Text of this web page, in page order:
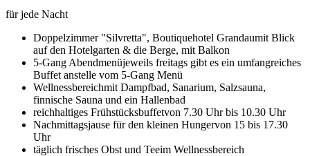
für jede Nacht
Doppelzimmer "Silvretta", Boutiquehotel Grandaumit Blick
auf den Hotelgarten & die Berge, mit Balkon
5-Gang Abendmenüjeweils freitags gibt es ein umfangreiches
Buffet anstelle vom 5-Gang Menü
Wellnessbereichmit Dampfbad, Sanarium, Salzsauna,
finnische Sauna und ein Hallenbad
reichhaltiges Frühstücksbuffetvon 7.30 Uhr bis 10.30 Uhr
Nachmittagsjause für den kleinen Hungervon 15 bis 17.30
Uhr
täglich frisches Obst und Teeim Wellnessbereich